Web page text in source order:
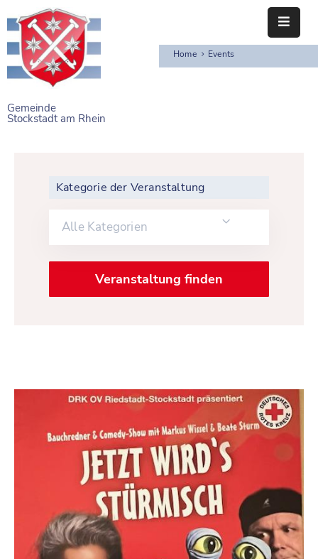
Gemeinde
Stockstadt am Rhein
STARTSEITE
BÜRGERSERVICE
NAHERHOLUNG
FREIZEITEINRICHTUNGEN
Home Events
Kategorie der Veranstaltung
Alle Kategorien